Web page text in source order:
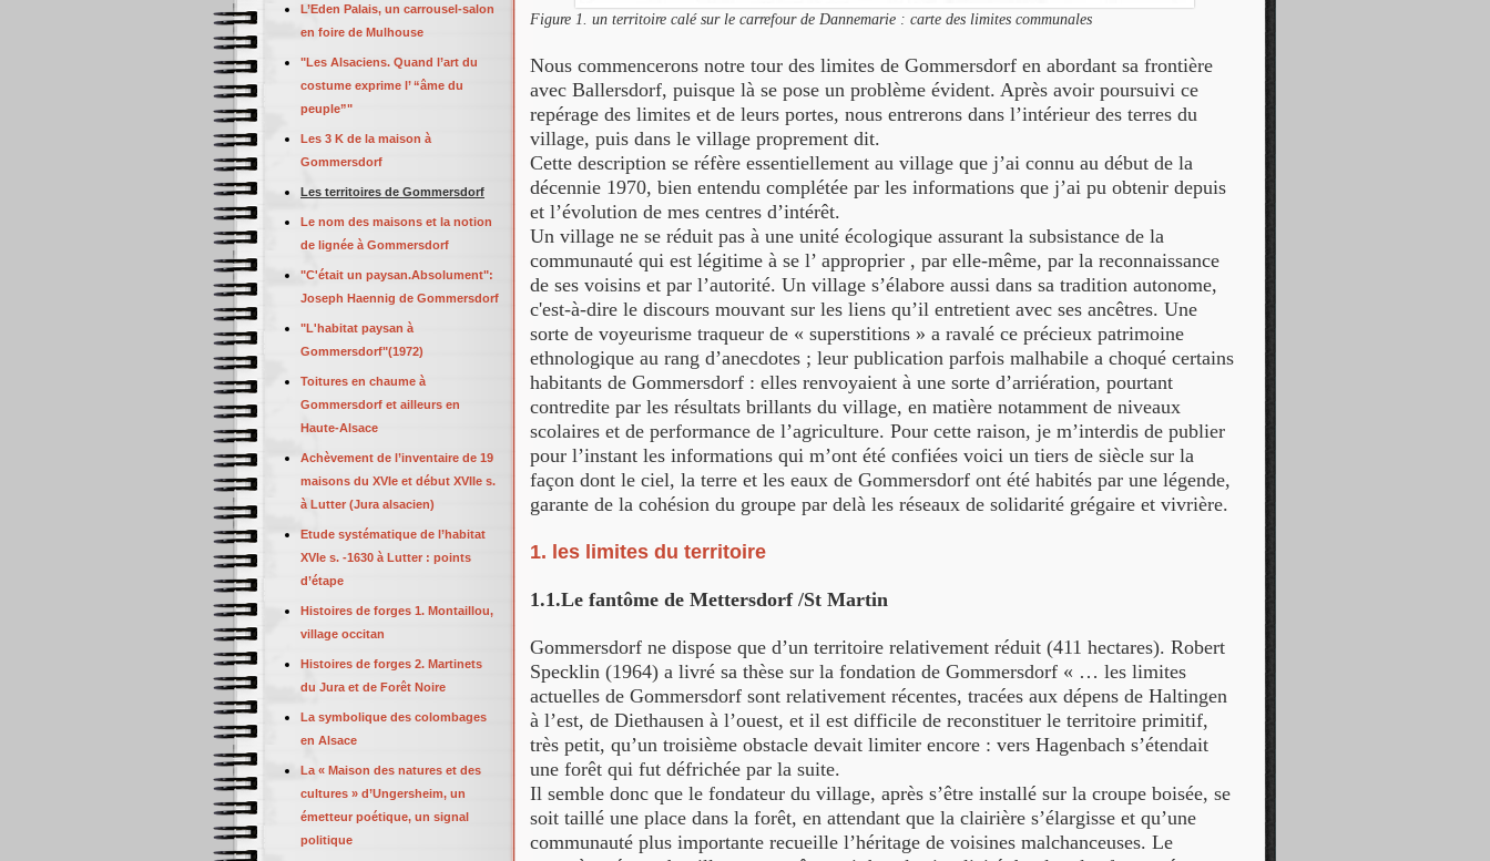
Figure 1. un territoire calé sur le carrefour de Dannemarie : carte des limites communales
Nous commencerons notre tour des limites de Gommersdorf en abordant sa frontière
avec Ballersdorf, puisque là se pose un problème évident. Après avoir poursuivi ce
repérage des limites et de leurs portes, nous entrerons dans l’intérieur des terres du
village, puis dans le village proprement dit.
Cette description se réfère essentiellement au village que j’ai connu au début de la
décennie 1970, bien entendu complétée par les informations que j’ai pu obtenir depuis
et l’évolution de mes centres d’intérêt.
Un village ne se réduit pas à une unité écologique assurant la subsistance de la
communauté qui est légitime à se l’ approprier , par elle-même, par la reconnaissance
de ses voisins et par l’autorité. Un village s’élabore aussi dans sa tradition autonome,
c'est-à-dire le discours mouvant sur les liens qu’il entretient avec ses ancêtres. Une
sorte de voyeurisme traqueur de « superstitions » a ravalé ce précieux patrimoine
ethnologique au rang d’anecdotes ; leur publication parfois malhabile a choqué certains
habitants de Gommersdorf : elles renvoyaient à une sorte d’arriération, pourtant
contredite par les résultats brillants du village, en matière notamment de niveaux
scolaires et de performance de l’agriculture. Pour cette raison, je m’interdis de publier
pour l’instant les informations qui m’ont été confiées voici un tiers de siècle sur la
façon dont le ciel, la terre et les eaux de Gommersdorf ont été habités par une légende,
garante de la cohésion du groupe par delà les réseaux de solidarité grégaire et vivrière.
1. les limites du territoire
1.1.Le fantôme de Mettersdorf /St Martin
Gommersdorf ne dispose que d’un territoire relativement réduit (411 hectares). Robert
Specklin (1964) a livré sa thèse sur la fondation de Gommersdorf « … les limites
actuelles de Gommersdorf sont relativement récentes, tracées aux dépens de Haltingen
à l’est, de Diethausen à l’ouest, et il est difficile de reconstituer le territoire primitif,
très petit, qu’un troisième obstacle devait limiter encore : vers Hagenbach s’étendait
une forêt qui fut défrichée par la suite.
Il semble donc que le fondateur du village, après s’être installé sur la croupe boisée, se
soit taillé une place dans la forêt, en attendant que la clairière s’élargisse et qu’une
communauté plus importante recueille l’héritage de voisines malchanceuses. Le
L’Eden Palais, un carrousel-salon
en foire de Mulhouse
"Les Alsaciens. Quand l’art du
costume exprime l’ “âme du
peuple”"
Les 3 K de la maison à
Gommersdorf
Les territoires de Gommersdorf
Le nom des maisons et la notion
de lignée à Gommersdorf
"C'était un paysan.Absolument":
Joseph Haennig de Gommersdorf
"L'habitat paysan à
Gommersdorf"(1972)
Toitures en chaume à
Gommersdorf et ailleurs en
Haute-Alsace
Achèvement de l’inventaire de 19
maisons du XVIe et début XVIIe s.
à Lutter (Jura alsacien)
Etude systématique de l’habitat
XVIe s. -1630 à Lutter : points
d’étape
Histoires de forges 1. Montaillou,
village occitan
Histoires de forges 2. Martinets
du Jura et de Forêt Noire
La symbolique des colombages
en Alsace
La « Maison des natures et des
cultures » d’Ungersheim, un
émetteur poétique, un signal
politique